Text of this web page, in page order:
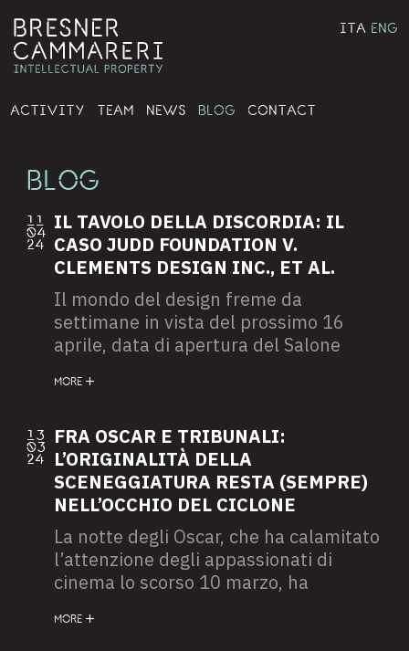
ITA ENG
BLOG
11
04
24
IL TAVOLO DELLA DISCORDIA: IL
CASO JUDD FOUNDATION V.
CLEMENTS DESIGN INC., ET AL.
Il mondo del design freme da
settimane in vista del prossimo 16
aprile, data di apertura del Salone
raccoglierà a Milano esperti ed
descritto come “teatro di una
narrazione che parte dalla stanza per
esplorare come cambia il modo di
vivere e, di conseguenza, l’abitare e
l’arredare”. Proprio da alcuni pezzi di
arredamento di cui è proprietario uno
dei personaggi più noti della cultura
pop a livello mondiale è emersa, nei
giorni scorsi, una nuova disputa che
MORE
13
03
24
FRA OSCAR E TRIBUNALI:
L’ORIGINALITÀ DELLA
SCENEGGIATURA RESTA (SEMPRE)
NELL’OCCHIO DEL CICLONE
La notte degli Oscar, che ha calamitato
l’attenzione degli appassionati di
cinema lo scorso 10 marzo, ha
là dei premi conferiti al miglior film,
MORE
ACTIVITY TEAM NEWS BLOG CONTACT